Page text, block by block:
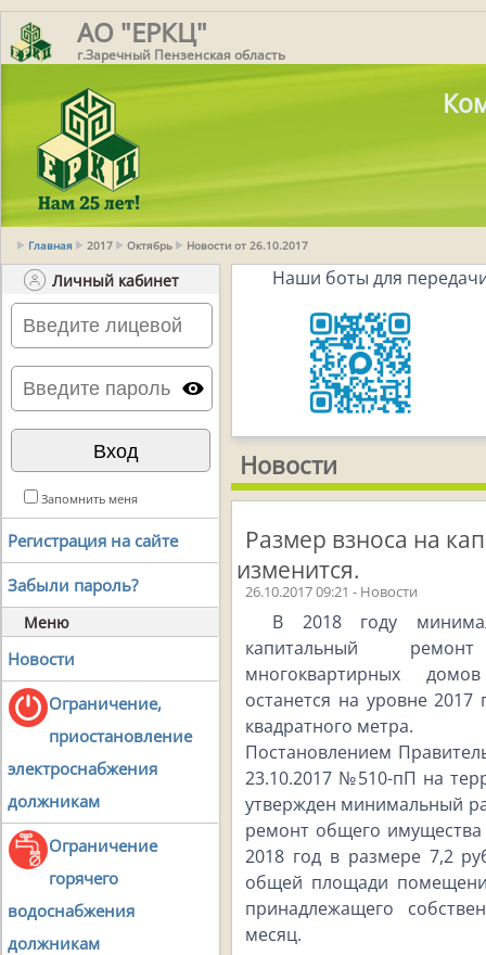
АО "ЕРКЦ"
г.Заречный Пензенская область
Главная 2017 Октябрь Новости от 26.10.2017
Личный кабинет
Запомнить меня
Регистрация на сайте
Забыли пароль?
Меню
Новости
Ограничение,
приостановление
электроснабжения
должникам
Ограничение
горячего
водоснабжения
должникам
Наши боты для
Новости
Размер взноса на
изменится.
26.10.2017 09:21 - Новости
В 2018 году
капитальный
многоквартирных
останется на уровне
квадратного метра.
Постановлением
23.10.2017 №510-пП на
утвержден минимальный
ремонт общего
2018 год в размере 7,2
общей площади
принадлежащего
месяц.